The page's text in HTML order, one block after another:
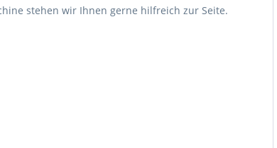
stehen wir Ihnen gerne hilfreich zur Seite.